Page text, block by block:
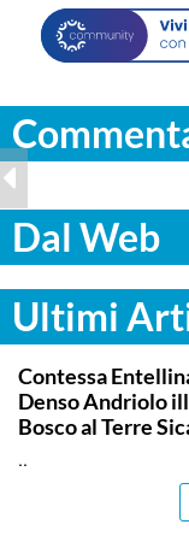
Dal Web
Ultimi
COMMUNITY
Contessa
Denso Andriolo
Bosco al Terre
..